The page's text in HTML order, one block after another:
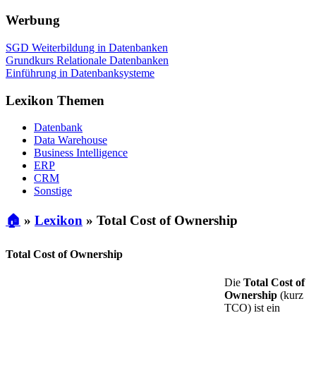
Werbung
SGD Weiterbildung in Datenbanken
Grundkurs Relationale Datenbanken
Einführung in Datenbanksysteme
Lexikon Themen
Datenbank
Data Warehouse
Business Intelligence
ERP
CRM
Sonstige
🏠 » Lexikon » Total Cost of Ownership
Total Cost of Ownership
Die Total Cost of
Ownership (kurz
TCO) ist ein